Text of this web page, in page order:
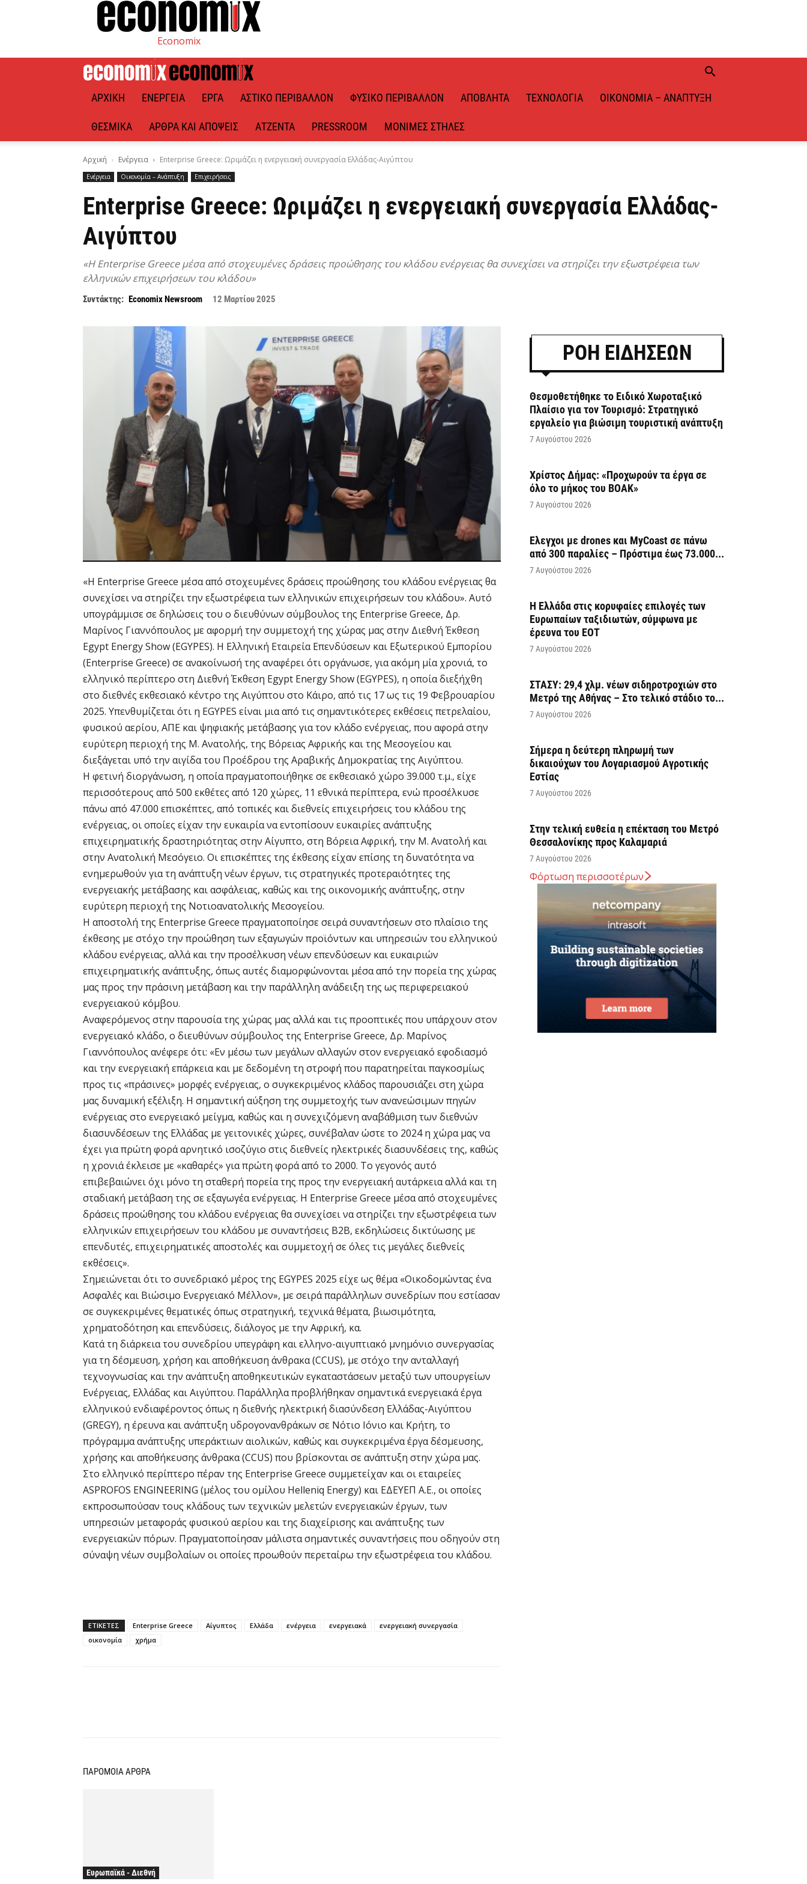
Economix
ΑΡΧΙΚΉ ΕΝΈΡΓΕΙΑ ΈΡΓΑ ΑΣΤΙΚΌ ΠΕΡΙΒΆΛΛΟΝ ΦΥΣΙΚΌ ΠΕΡΙΒΆΛΛΟΝ ΑΠΌΒΛΗΤΑ ΤΕΧΝΟΛΟΓΊΑ ΟΙΚΟΝΟΜΊΑ – ΑΝΆΠΤΥΞΗ
ΘΕΣΜΙΚΆ ΆΡΘΡΑ ΚΑΙ ΑΠΌΨΕΙΣ ΑΤΖΈΝΤΑ PRESSROOM ΜΌΝΙΜΕΣ ΣΤΉΛΕΣ
Αρχική Ενέργεια Enterprise Greece: Ωριμάζει η ενεργειακή συνεργασία Ελλάδας-Αιγύπτου
Ενέργεια Οικονομία – Ανάπτυξη Επιχειρήσεις
Enterprise Greece: Ωριμάζει η ενεργειακή συνεργασία Ελλάδας-
Αιγύπτου
«Η Enterprise Greece μέσα από στοχευμένες δράσεις προώθησης του κλάδου ενέργειας θα συνεχίσει να στηρίζει την εξωστρέφεια των
ελληνικών επιχειρήσεων του κλάδου»
Συντάκτης: Economix Newsroom 12 Μαρτίου 2025
«Η Enterprise Greece μέσα από στοχευμένες δράσεις προώθησης του κλάδου ενέργειας θα
συνεχίσει να στηρίζει την εξωστρέφεια των ελληνικών επιχειρήσεων του κλάδου». Αυτό
υπογράμμισε σε δηλώσεις του ο διευθύνων σύμβουλος της Enterprise Greece, Δρ.
Μαρίνος Γιαννόπουλος με αφορμή την συμμετοχή της χώρας μας στην Διεθνή Έκθεση
Egypt Energy Show (EGYPES). H Ελληνική Εταιρεία Επενδύσεων και Εξωτερικού Εμπορίου
(Enterprise Greece) σε ανακοίνωσή της αναφέρει ότι οργάνωσε, για ακόμη μία χρονιά, το
ελληνικό περίπτερο στη Διεθνή Έκθεση Egypt Energy Show (EGYPES), η οποία διεξήχθη
στο διεθνές εκθεσιακό κέντρο της Αιγύπτου στο Κάιρο, από τις 17 ως τις 19 Φεβρουαρίου
2025. Υπενθυμίζεται ότι η EGYPES είναι μια από τις σημαντικότερες εκθέσεις πετρελαίου,
φυσικού αερίου, ΑΠΕ και ψηφιακής μετάβασης για τον κλάδο ενέργειας, που αφορά στην
ευρύτερη περιοχή της Μ. Ανατολής, της Βόρειας Αφρικής και της Μεσογείου και
διεξάγεται υπό την αιγίδα του Προέδρου της Αραβικής Δημοκρατίας της Αιγύπτου.
Η φετινή διοργάνωση, η οποία πραγματοποιήθηκε σε εκθεσιακό χώρο 39.000 τ.μ., είχε
περισσότερους από 500 εκθέτες από 120 χώρες, 11 εθνικά περίπτερα, ενώ προσέλκυσε
πάνω από 47.000 επισκέπτες, από τοπικές και διεθνείς επιχειρήσεις του κλάδου της
ενέργειας, οι οποίες είχαν την ευκαιρία να εντοπίσουν ευκαιρίες ανάπτυξης
επιχειρηματικής δραστηριότητας στην Αίγυπτο, στη Βόρεια Αφρική, την Μ. Ανατολή και
στην Ανατολική Μεσόγειο. Οι επισκέπτες της έκθεσης είχαν επίσης τη δυνατότητα να
ενημερωθούν για τη ανάπτυξη νέων έργων, τις στρατηγικές προτεραιότητες της
ενεργειακής μετάβασης και ασφάλειας, καθώς και της οικονομικής ανάπτυξης, στην
ευρύτερη περιοχή της Νοτιοανατολικής Μεσογείου.
Η αποστολή της Enterprise Greece πραγματοποίησε σειρά συναντήσεων στο πλαίσιο της
έκθεσης με στόχο την προώθηση των εξαγωγών προϊόντων και υπηρεσιών του ελληνικού
κλάδου ενέργειας, αλλά και την προσέλκυση νέων επενδύσεων και ευκαιριών
επιχειρηματικής ανάπτυξης, όπως αυτές διαμορφώνονται μέσα από την πορεία της χώρας
μας προς την πράσινη μετάβαση και την παράλληλη ανάδειξη της ως περιφερειακού
ενεργειακού κόμβου.
Αναφερόμενος στην παρουσία της χώρας μας αλλά και τις προοπτικές που υπάρχουν στον
ενεργειακό κλάδο, ο διευθύνων σύμβουλος της Enterprise Greece, Δρ. Μαρίνος
Γιαννόπουλος ανέφερε ότι: «Εν μέσω των μεγάλων αλλαγών στον ενεργειακό εφοδιασμό
και την ενεργειακή επάρκεια και με δεδομένη τη στροφή που παρατηρείται παγκοσμίως
προς τις «πράσινες» μορφές ενέργειας, ο συγκεκριμένος κλάδος παρουσιάζει στη χώρα
μας δυναμική εξέλιξη. Η σημαντική αύξηση της συμμετοχής των ανανεώσιμων πηγών
ενέργειας στο ενεργειακό μείγμα, καθώς και η συνεχιζόμενη αναβάθμιση των διεθνών
διασυνδέσεων της Ελλάδας με γειτονικές χώρες, συνέβαλαν ώστε το 2024 η χώρα μας να
έχει για πρώτη φορά αρνητικό ισοζύγιο στις διεθνείς ηλεκτρικές διασυνδέσεις της, καθώς
η χρονιά έκλεισε με «καθαρές» για πρώτη φορά από το 2000. Το γεγονός αυτό
επιβεβαιώνει όχι μόνο τη σταθερή πορεία της προς την ενεργειακή αυτάρκεια αλλά και τη
σταδιακή μετάβαση της σε εξαγωγέα ενέργειας. Η Enterprise Greece μέσα από στοχευμένες
δράσεις προώθησης του κλάδου ενέργειας θα συνεχίσει να στηρίζει την εξωστρέφεια των
ελληνικών επιχειρήσεων του κλάδου με συναντήσεις B2B, εκδηλώσεις δικτύωσης με
επενδυτές, επιχειρηματικές αποστολές και συμμετοχή σε όλες τις μεγάλες διεθνείς
εκθέσεις».
Σημειώνεται ότι το συνεδριακό μέρος της EGYPES 2025 είχε ως θέμα «Οικοδομώντας ένα
Ασφαλές και Βιώσιμο Ενεργειακό Μέλλον», με σειρά παράλληλων συνεδρίων που εστίασαν
σε συγκεκριμένες θεματικές όπως στρατηγική, τεχνικά θέματα, βιωσιμότητα,
χρηματοδότηση και επενδύσεις, διάλογος με την Αφρική, κα.
Κατά τη διάρκεια του συνεδρίου υπεγράφη και ελληνο-αιγυπτιακό μνημόνιο συνεργασίας
για τη δέσμευση, χρήση και αποθήκευση άνθρακα (CCUS), με στόχο την ανταλλαγή
τεχνογνωσίας και την ανάπτυξη αποθηκευτικών εγκαταστάσεων μεταξύ των υπουργείων
Ενέργειας, Ελλάδας και Αιγύπτου. Παράλληλα προβλήθηκαν σημαντικά ενεργειακά έργα
ελληνικού ενδιαφέροντος όπως η διεθνής ηλεκτρική διασύνδεση Ελλάδας-Αιγύπτου
(GREGY), η έρευνα και ανάπτυξη υδρογονανθράκων σε Νότιο Ιόνιο και Κρήτη, το
πρόγραμμα ανάπτυξης υπεράκτιων αιολικών, καθώς και συγκεκριμένα έργα δέσμευσης,
χρήσης και αποθήκευσης άνθρακα (CCUS) που βρίσκονται σε ανάπτυξη στην χώρα μας.
Στο ελληνικό περίπτερο πέραν της Enterprise Greece συμμετείχαν και οι εταιρείες
ASPROFOS ENGINEERING (μέλος του ομίλου Helleniq Energy) και ΕΔΕΥΕΠ Α.Ε., οι οποίες
εκπροσωπούσαν τους κλάδους των τεχνικών μελετών ενεργειακών έργων, των
υπηρεσιών μεταφοράς φυσικού αερίου και της διαχείρισης και ανάπτυξης των
ενεργειακών πόρων. Πραγματοποίησαν μάλιστα σημαντικές συναντήσεις που οδηγούν στη
σύναψη νέων συμβολαίων οι οποίες προωθούν περεταίρω την εξωστρέφεια του κλάδου.
ΕΤΙΚΕΤΕΣ Enterprise Greece Αίγυπτος Ελλάδα ενέργεια ενεργειακά
ενεργειακή συνεργασία
οικονομία
χρήμα
ΠΑΡΟΜΟΙΑ ΑΡΘΡΑ
Ευρωπαϊκά - Διεθνή
ΡΟΗ ΕΙΔΗΣΕΩΝ
Θεσμοθετήθηκε το Ειδικό Χωροταξικό
Πλαίσιο για τον Τουρισμό: Στρατηγικό
εργαλείο για βιώσιμη τουριστική ανάπτυξη
7 Αυγούστου 2026
Χρίστος Δήμας: «Προχωρούν τα έργα σε
όλο το μήκος του ΒΟΑΚ»
7 Αυγούστου 2026
Έλεγχοι με drones και MyCoast σε πάνω
από 300 παραλίες – Πρόστιμα έως 73.000...
7 Αυγούστου 2026
Η Ελλάδα στις κορυφαίες επιλογές των
Ευρωπαίων ταξιδιωτών, σύμφωνα με
έρευνα του ΕΟΤ
7 Αυγούστου 2026
ΣΤΑΣΥ: 29,4 χλμ. νέων σιδηροτροχιών στο
Μετρό της Αθήνας – Στο τελικό στάδιο το...
7 Αυγούστου 2026
Σήμερα η δεύτερη πληρωμή των
δικαιούχων του Λογαριασμού Αγροτικής
Εστίας
7 Αυγούστου 2026
Στην τελική ευθεία η επέκταση του Μετρό
Θεσσαλονίκης προς Καλαμαριά
7 Αυγούστου 2026
Κ. Χατζηδάκης: Στον κάλαθο των αχρήστων
οι αμφισβητήσεις για το καλώδιο της
ηλεκτρικής διασύνδεσης...
6 Αυγούστου 2026
Κυβερνητική Επιτροπή Βιομηχανίας – Κυρ.
Μητσοτάκης: Η ενίσχυση της παραγωγικής
βάσης αποτελεί στρατηγική προτεραιότητα
6 Αυγούστου 2026
Φόρτωση περισσοτέρων